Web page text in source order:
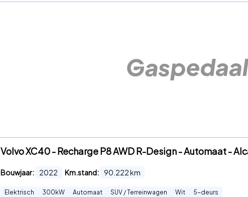
Volvo XC40 - Recharge P8 AWD R-Design - Automaat -
Bouwjaar: 2022 Km.stand: 90.222km
Elektrisch 300 kW Automaat SUV / Terreinwagen Wit 5-deurs